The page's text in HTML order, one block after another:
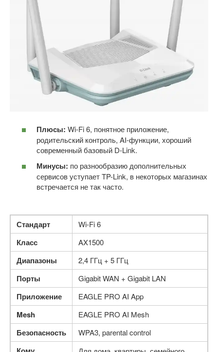
Плюсы: Wi-Fi 6, понятное приложение,
родительский контроль, AI-функции, хороший
современный базовый D-Link.
Минусы: по разнообразию дополнительных
сервисов уступает TP-Link, в некоторых магазинах
встречается не так часто.
Стандарт Wi-Fi 6
Класс AX1500
Диапазоны 2,4 ГГц + 5 ГГц
Порты Gigabit WAN + Gigabit LAN
Приложение EAGLE PRO AI App
Mesh EAGLE PRO AI Mesh
Безопасность WPA3, parental control